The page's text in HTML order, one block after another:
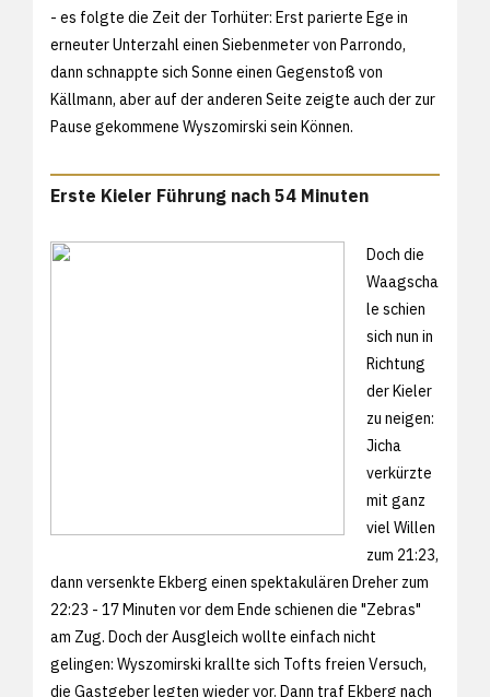
- es folgte die Zeit der Torhüter: Erst parierte Ege in
erneuter Unterzahl einen Siebenmeter von Parrondo,
dann schnappte sich Sonne einen Gegenstoß von
Källmann, aber auf der anderen Seite zeigte auch der zur
Pause gekommene Wyszomirski sein Können.
Erste Kieler Führung nach 54 Minuten
Doch die
Waagscha
le schien
sich nun in
Richtung
der Kieler
zu neigen:
Jicha
verkürzte
mit ganz
viel Willen
zum 21:23,
dann versenkte Ekberg einen spektakulären Dreher zum
22:23 - 17 Minuten vor dem Ende schienen die "Zebras"
am Zug. Doch der Ausgleich wollte einfach nicht
gelingen: Wyszomirski krallte sich Tofts freien Versuch,
die Gastgeber legten wieder vor. Dann traf Ekberg nach